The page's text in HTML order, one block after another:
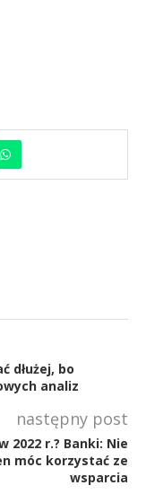
dłużej, bo
analiz
następny post
2022 r.? Banki: Nie
móc korzystać ze
wsparcia